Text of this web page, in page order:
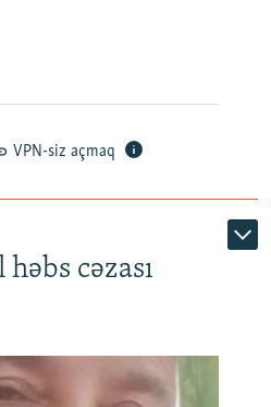
VPN-siz açmaq
cəzası